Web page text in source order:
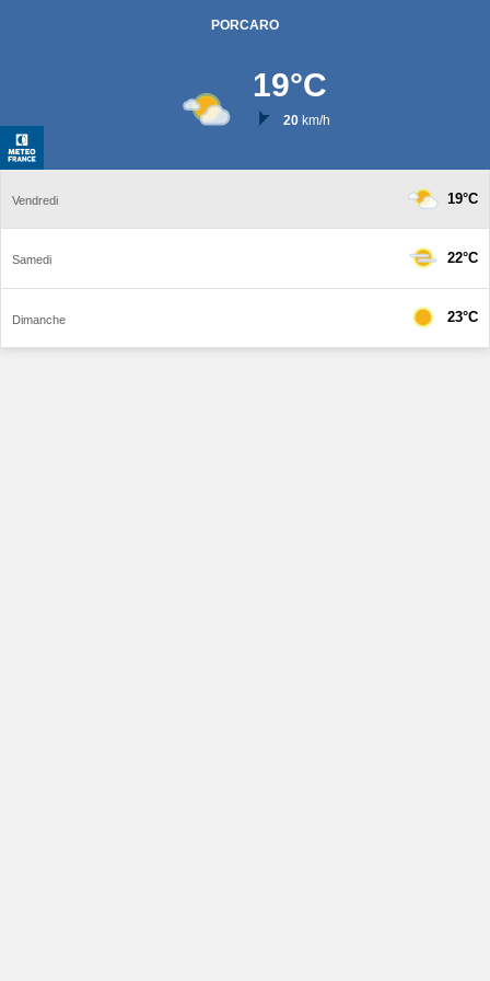
PORCARO
19°C
20km/h
Vendredi 19°C
Samedi 22°C
Dimanche 23°C